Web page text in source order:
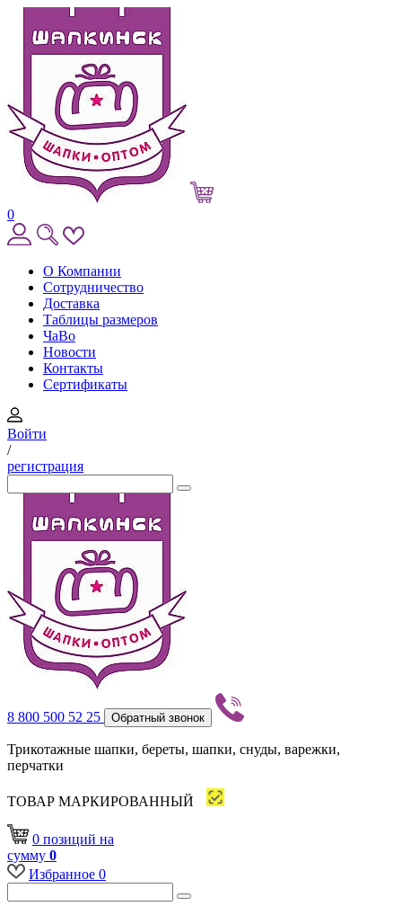
0
О Компании
Сотрудничество
Доставка
Таблицы размеров
ЧаВо
Новости
Контакты
Сертификаты
Войти
/
регистрация
8 800 500 52 25 Обратный звонок
Трикотажные шапки, береты, шапки, снуды, варежки,
перчатки
ТОВАР МАРКИРОВАННЫЙ
0 позиций на
сумму 0
Избранное 0